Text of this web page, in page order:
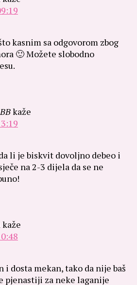
kasnim sa odgovorom zbog
🙂 Možete slobodno
kaže
li je biskvit dovoljno debeo i
na 2-3 dijela da se ne
kaže
i dosta mekan, tako da nije baš
pjenastiji za neke laganije